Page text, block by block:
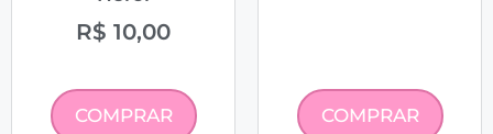
R$ 10,00
COMPRAR COMPRAR